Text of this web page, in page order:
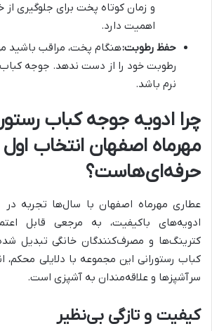
و زمان کوتاه پخت برای جلوگیری
اهمیت دارد.
حفظ رطوبت:هنگام پخت، مراقب باشید
رطوبت خود را از دست ندهد. جوجه کباب
نرم باشد.
چرا ادویه جوجه کباب
مهرماه اصفهان انتخاب اول
حرفه‌ای‌هاست؟
عطاری مهرماه اصفهان با سال‌ها تجربه در
ادویه‌های باکیفیت، به مرجعی قابل
کترینگ‌ها و مصرف‌کنندگان خانگی تبدیل
کباب رستورانی این مجموعه با دلایلی محکم،
سرآشپزها و علاقه‌مندان به آشپزی است.
کیفیت و تازگی بی‌نظیر